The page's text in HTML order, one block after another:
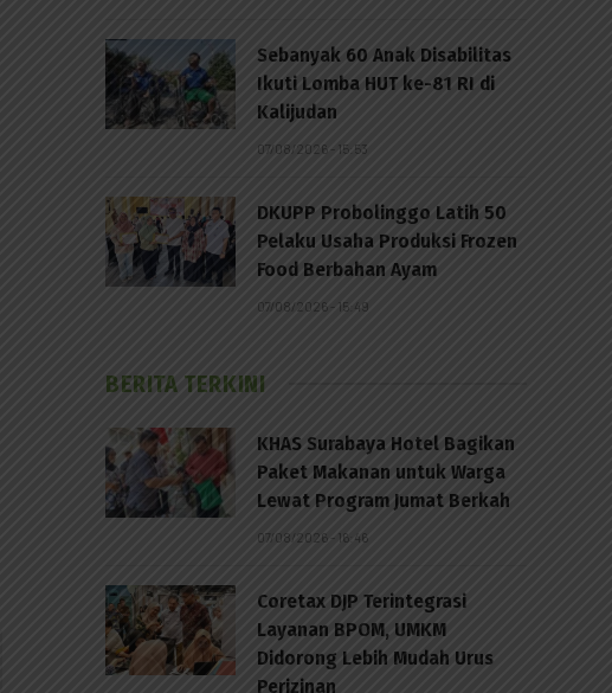
Sebanyak 60 Anak Disabilitas
Ikuti Lomba HUT ke-81 RI di
Kalijudan
07/08/2026 - 15:53
DKUPP Probolinggo Latih 50
Pelaku Usaha Produksi Frozen
Food Berbahan Ayam
07/08/2026 - 15:49
BERITA TERKINI
KHAS Surabaya Hotel Bagikan
Paket Makanan untuk Warga
Lewat Program Jumat Berkah
07/08/2026 - 16:46
Coretax DJP Terintegrasi
Layanan BPOM, UMKM
Didorong Lebih Mudah Urus
Perizinan